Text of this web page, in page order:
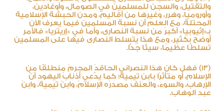
والتقتيل، والسجنِ للمسلمين في الصومال، وأوغادين،
وأوروميا، وهرر، وغيرها من أقاليم، ومدن الحبشة الإسلامية
المحتلة، مع العلم أن نسبة المسلمين فيما يعرف الآن
بـ«إثيوبيا» أكبرُ من نسبة النصارى، وأما في «إريتريا» فالأمر
أوضح بكثير، ومع هذا يتسلط النصارى فيها على المسلمين
تسلطًا عظيمًا، سيئًا جدًّا.
(13) فهل كان هذا النصراني الحاقدُ المجرمُ منطلقًا مِن
الإسلام، أو متأثرًا بابنِ تيمية؛ كما يدَّعِي أذنابُ اليهودِ أنَّ
الإرهابَ، والسوءَ، والعنفَ مصدرُه الإسلامُ، وابنُ تيمية، وابنُ
عبدِ الوهاب.